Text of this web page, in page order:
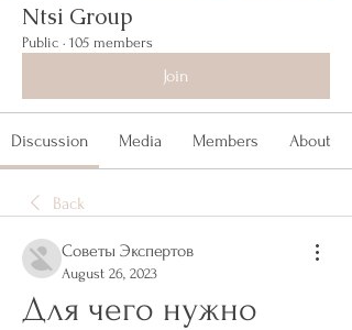
Ntsi Group
Public · 105 members
Join
Discussion Media Members About
Back
Советы Экспертов
August 26, 2023
Для чего нужно